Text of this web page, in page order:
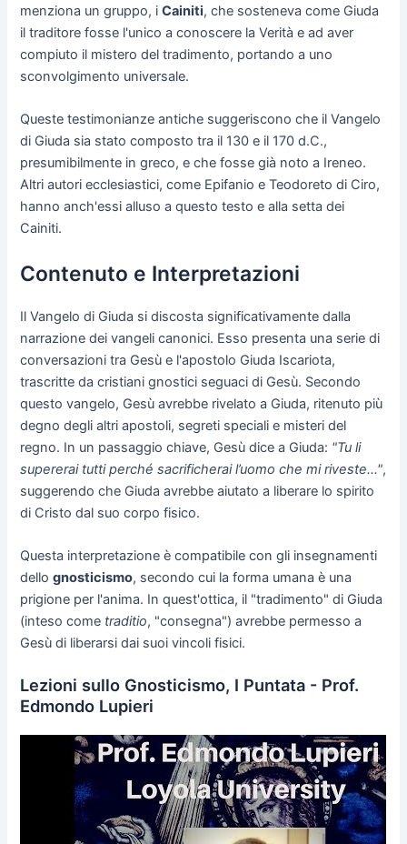
menziona un gruppo, iCainiti, che sosteneva come Giuda
il traditore fosse l'unico a conoscere la Verità e ad aver
compiuto il mistero del tradimento, portando a uno
sconvolgimento universale.
Queste testimonianze antiche suggeriscono che il Vangelo
di Giuda sia stato composto tra il 130 e il 170 d.C.,
presumibilmente in greco, e che fosse già noto a Ireneo.
Altri autori ecclesiastici, come Epifanio e Teodoreto di Ciro,
hanno anch'essi alluso a questo testo e alla setta dei
Cainiti.
Contenuto e Interpretazioni
Il Vangelo di Giuda si discosta significativamente dalla
narrazione dei vangeli canonici. Esso presenta una serie di
conversazioni tra Gesù e l'apostolo Giuda Iscariota,
trascritte da cristiani gnostici seguaci di Gesù. Secondo
questo vangelo, Gesù avrebbe rivelato a Giuda, ritenuto più
degno degli altri apostoli, segreti speciali e misteri del
regno. In un passaggio chiave, Gesù dice a Giuda: "Tu li
supererai tutti perché sacrificherai l’uomo che mi riveste...",
suggerendo che Giuda avrebbe aiutato a liberare lo spirito
di Cristo dal suo corpo fisico.
Questa interpretazione è compatibile con gli insegnamenti
dellognosticismo, secondo cui la forma umana è una
prigione per l'anima. In quest'ottica, il "tradimento" di Giuda
(inteso come traditio, "consegna") avrebbe permesso a
Gesù di liberarsi dai suoi vincoli fisici.
Lezioni sullo Gnosticismo, I Puntata - Prof.
Edmondo Lupieri